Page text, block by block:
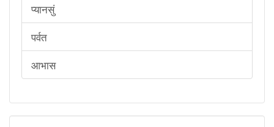
प्यानसुं
पर्वत
आभास